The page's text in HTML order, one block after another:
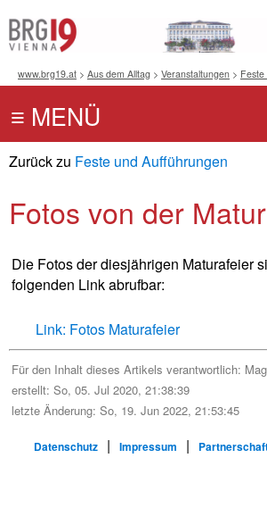
www.brg19.at > Aus dem Alltag > Veranstaltungen >
Zurück zu Feste und Aufführungen
Fotos von der
Die Fotos der diesjährigen Maturafeier
folgenden Link abrufbar:
Link: Fotos Maturafeier
Für den Inhalt dieses Artikels verantwortlich:
erstellt: So, 05. Jul 2020, 21:38:39
letzte Änderung: So, 19. Jun 2022, 21:53:45
Datenschutz | Impressum |